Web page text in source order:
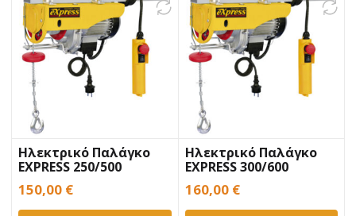
Ηλεκτρικό Παλάγκο
EXPRESS 250/500
150,00 €
Ηλεκτρικό Παλάγκο
EXPRESS 300/600
160,00 €